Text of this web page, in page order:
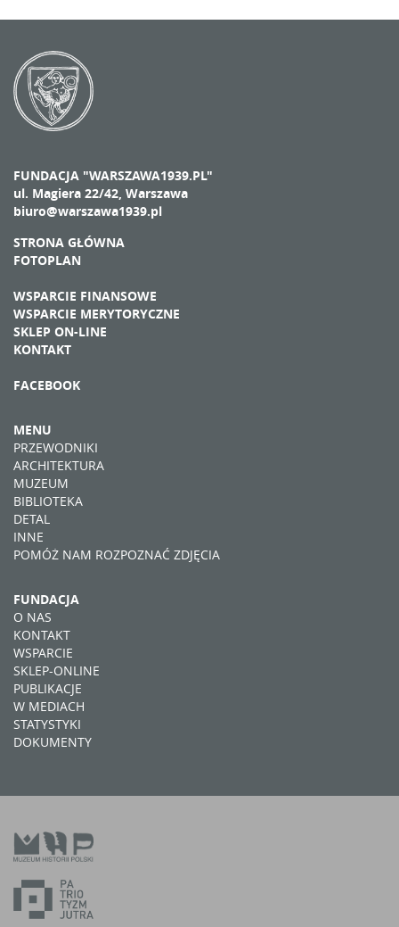
FUNDACJA "WARSZAWA1939.PL"
ul. Magiera 22/42, Warszawa
biuro@warszawa1939.pl
STRONA GŁÓWNA
FOTOPLAN
WSPARCIE FINANSOWE
WSPARCIE MERYTORYCZNE
SKLEP ON-LINE
KONTAKT
FACEBOOK
MENU
PRZEWODNIKI
ARCHITEKTURA
MUZEUM
BIBLIOTEKA
DETAL
INNE
POMÓŻ NAM ROZPOZNAĆ ZDJĘCIA
FUNDACJA
O NAS
KONTAKT
WSPARCIE
SKLEP-ONLINE
PUBLIKACJE
W MEDIACH
STATYSTYKI
DOKUMENTY